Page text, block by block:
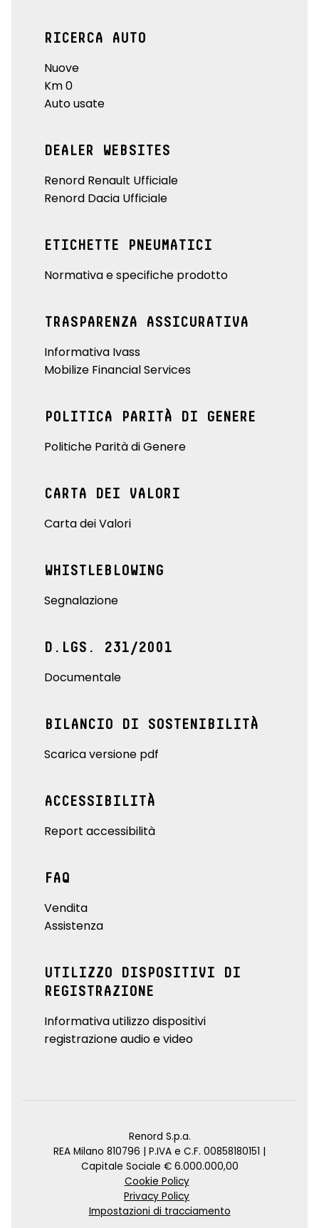
RICERCA AUTO
Nuove
Km 0
Auto usate
DEALER WEBSITES
Renord Renault Ufficiale
Renord Dacia Ufficiale
ETICHETTE PNEUMATICI
Normativa e specifiche prodotto
TRASPARENZA ASSICURATIVA
Informativa Ivass
Mobilize Financial Services
POLITICA PARITÀ DI GENERE
Politiche Parità di Genere
CARTA DEI VALORI
Carta dei Valori
WHISTLEBLOWING
Segnalazione
D.LGS. 231/2001
Documentale
BILANCIO DI SOSTENIBILITÀ
Scarica versione pdf
ACCESSIBILITÀ
Report accessibilità
FAQ
Vendita
Assistenza
UTILIZZO DISPOSITIVI DI
REGISTRAZIONE
Informativa utilizzo dispositivi
registrazione audio e video
Renord S.p.a.
REA Milano 810796 | P.IVA e C.F. 00858180151 |
Capitale Sociale € 6.000.000,00
Cookie Policy
Privacy Policy
Impostazioni di tracciamento